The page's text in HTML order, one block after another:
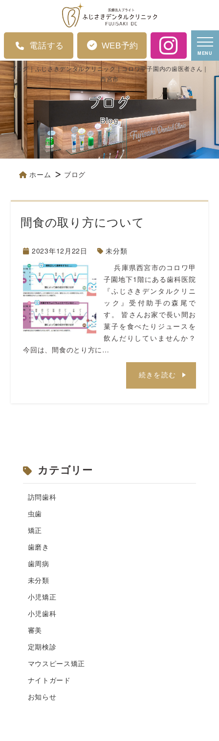
電話する WEB予約
MENU
ブログ
Blog
ブログ｜ふじさきデンタルクリニック｜コロワ甲子園内の歯医者さん｜
西宮市
ホーム ブログ
間食の取り方について
2023年12月22日
未分類
兵庫県西宮市のコロワ甲
子園地下1階にある歯科医院
『ふじさきデンタルクリニ
ック』受付助手の森尾で
す。 皆さんお家で長い間お
菓子を食べたりジュースを
飲んだりしていませんか？
今回は、間食のとり方に…
続きを読む
カテゴリー
訪問歯科
虫歯
矯正
歯磨き
歯周病
未分類
小児矯正
小児歯科
審美
定期検診
マウスピース矯正
ナイトガード
お知らせ